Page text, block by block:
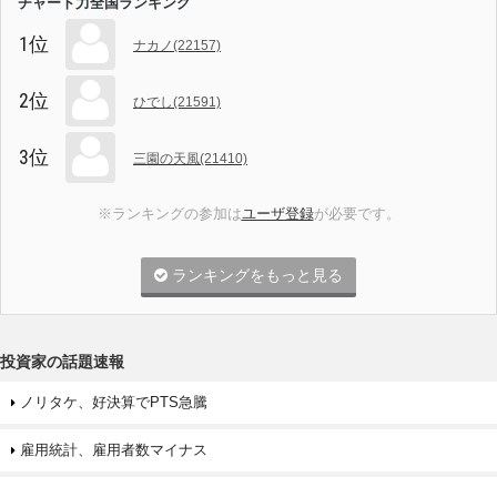
1位 ナカノ(22157)
2位 ひでし(21591)
3位 三園の天風(21410)
※ランキングの参加はユーザ登録が必要です。
ランキングをもっと見る
投資家の話題速報
ノリタケ、好決算でPTS急騰
雇用統計、雇用者数マイナス